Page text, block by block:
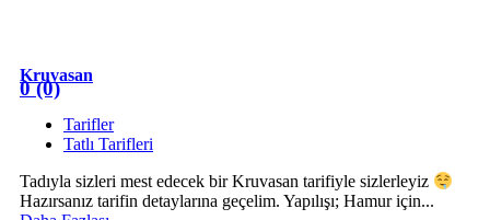
Kruvasan
0 (0)
Tarifler
Tatlı Tarifleri
Tadıyla sizleri mest edecek bir Kruvasan tarifiyle sizlerleyiz
Hazırsanız tarifin detaylarına geçelim. Yapılışı; Hamur için...